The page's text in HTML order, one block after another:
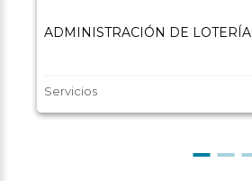
ADMINISTRACIÓN DE LOTERÍA
Servicios